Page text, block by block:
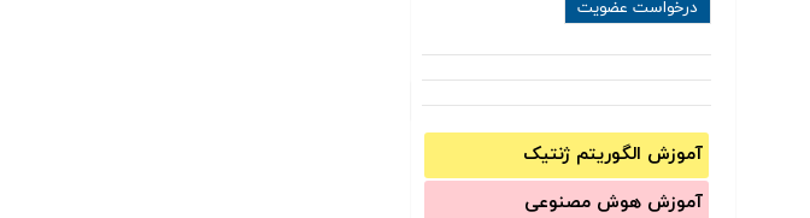
آموزش الگوریتم ژنتیک
آموزش‌ هوش مصنوعی